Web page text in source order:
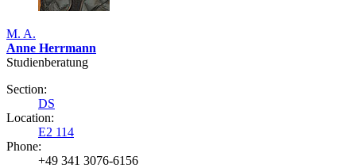
M. A.
Anne Herrmann
Studienberatung
Section:
DS
Location:
E2 114
Phone:
+49 341 3076-6156